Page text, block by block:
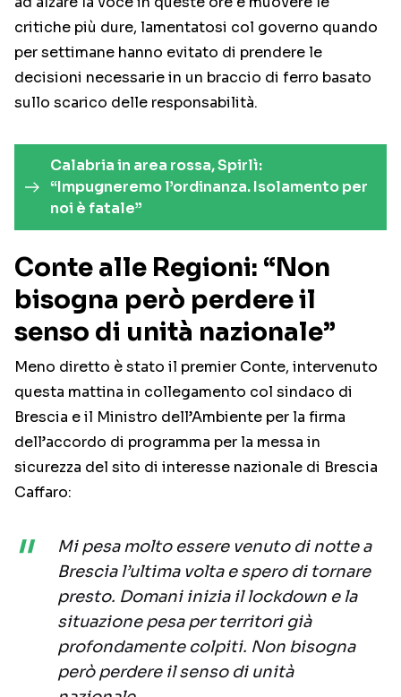
critiche più dure, lamentatosi col governo quando
per settimane hanno evitato di prendere le
decisioni necessarie in un braccio di ferro basato
sullo scarico delle responsabilità.
Calabria in area rossa, Spirlì:
“Impugneremo l’ordinanza. Isolamento per
noi è fatale”
Conte alle Regioni: “Non
bisogna però perdere il
senso di unità nazionale”
Meno diretto è stato il premier Conte, intervenuto
questa mattina in collegamento col sindaco di
Brescia e il Ministro dell’Ambiente per la firma
dell’accordo di programma per la messa in
sicurezza del sito di interesse nazionale di Brescia
Caffaro:
Mi pesa molto essere venuto di notte a
Brescia l’ultima volta e spero di tornare
presto. Domani inizia il lockdown e la
situazione pesa per territori già
profondamente colpiti. Non bisogna
però perdere il senso di unità